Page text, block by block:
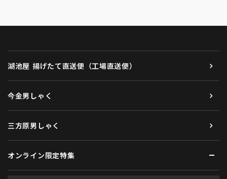
湖池屋 揚げたて直送便（工場直送便）
今金男しゃく
三方原男しゃく
オンライン限定特集